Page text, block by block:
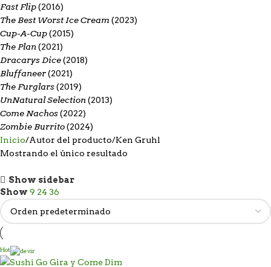
Fast Flip(2016)
The Best Worst Ice Cream (2023)
Cup-A-Cup(2015)
The Plan(2021)
Dracarys Dice(2018)
Bluffaneer(2021)
The Furglars(2019)
UnNatural Selection(2013)
Come Nachos(2022)
Zombie Burrito(2024)
Inicio Autor del producto Ken Gruhl
Mostrando el único resultado
Show sidebar
Show 9 24 36
Hot